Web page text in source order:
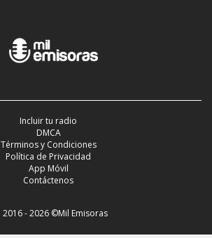
Incluir tu radio
DMCA
Términos y Condiciones
Política de Privacidad
App Móvil
Contáctenos
2016 - 2026 ©Mil Emisoras